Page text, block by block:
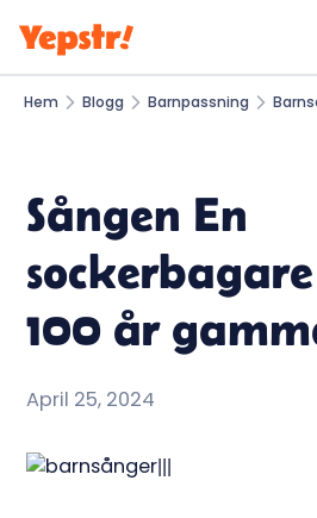
Hem Blogg Barnpassning
Sången En
100 år
April 25, 2024